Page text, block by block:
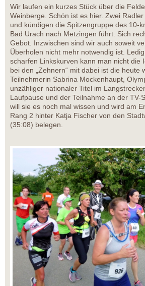
Wir laufen ein kurzes Stück über die
Weinberge. Schön ist es hier. Zwei
und kündigen die Spitzengruppe des 10-
Bad Urach nach Metzingen führt. Sich
Gebot. Inzwischen sind wir auch soweit
Überholen nicht mehr notwendig ist.
scharfen Linkskurven kann man nicht die
bei den „Zehnern“ mit dabei ist die heute
Teilnehmerin Sabrina Mockenhaupt,
unzähliger nationaler Titel im
Laufpause und der Teilnahme an der TV-
will sie es noch mal wissen und wird am
Rang 2 hinter Katja Fischer von den
(35:08) belegen.